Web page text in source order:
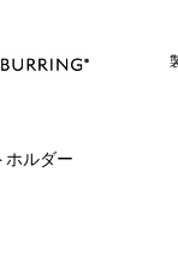
ホルダー